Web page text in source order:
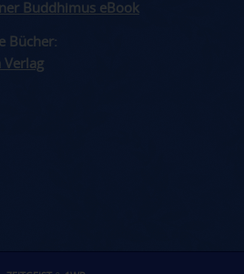
Buddhimus eBook
Bücher:
Verlag